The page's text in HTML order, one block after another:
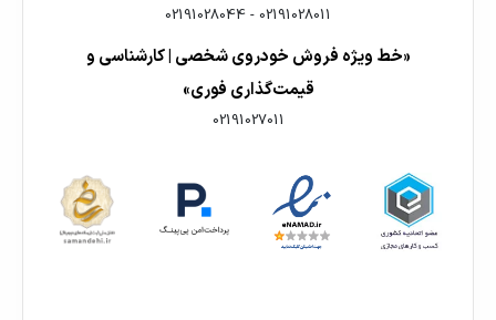
02191028011
-
02191028044
«خط ویژه فروش خودروی شخصی | کارشناسی و
قیمت‌گذاری فوری»
02191027011